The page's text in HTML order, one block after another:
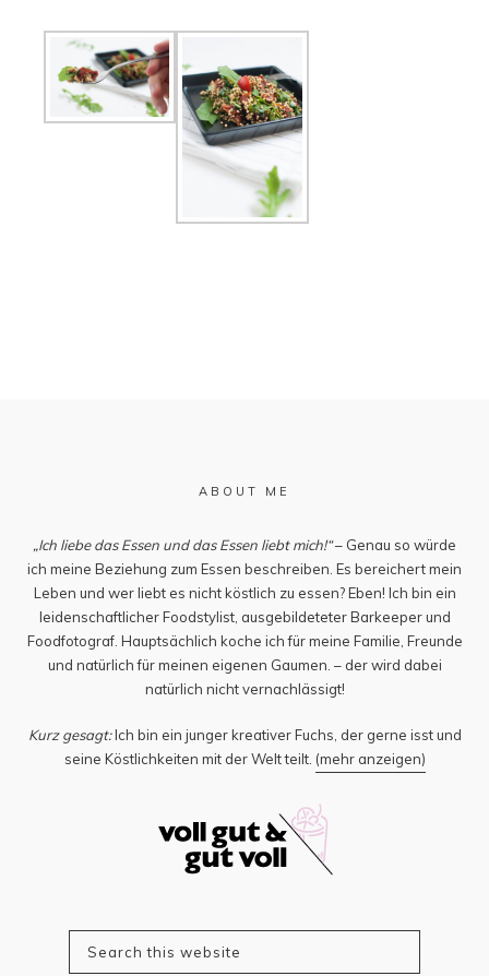
ABOUT ME
„Ich liebe das Essen und das Essen liebt mich!“– Genau so würde
ich meine Beziehung zum Essen beschreiben. Es bereichert mein
Leben und wer liebt es nicht köstlich zu essen? Eben! Ich bin ein
leidenschaftlicher Foodstylist, ausgebildeteter Barkeeper und
Foodfotograf. Hauptsächlich koche ich für meine Familie, Freunde
und natürlich für meinen eigenen Gaumen. – der wird dabei
natürlich nicht vernachlässigt!
Kurz gesagt:Ich bin ein junger kreativer Fuchs, der gerne isst und
seine Köstlichkeiten mit der Welt teilt. (mehr anzeigen)